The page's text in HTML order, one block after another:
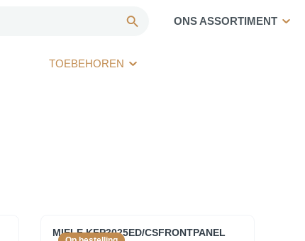
ONS ASSORTIMENT
TOEBEHOREN
MIELE KFP3025ED/CSFRONTPANEL